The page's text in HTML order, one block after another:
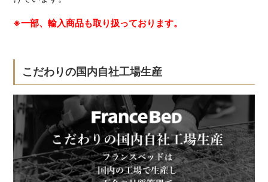
※一部、輸入商品も取り扱っております。
こだわりの国内自社工場生産